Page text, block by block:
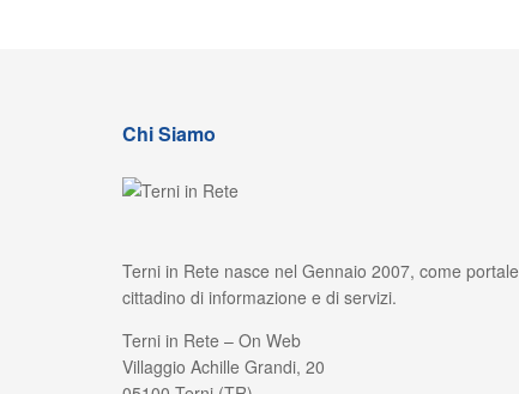
Chi Siamo
Terni in Rete nasce nel Gennaio 2007, come portale
cittadino di informazione e di servizi.
Terni in Rete – On Web
Villaggio Achille Grandi, 20